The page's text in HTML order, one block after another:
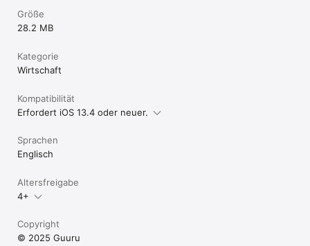
Größe
28.2 MB
Kategorie
Wirtschaft
Kompatibilität
Erfordert iOS 13.4 oder neuer.
Sprachen
Englisch
Altersfreigabe
4+
Copyright
© 2025 Guuru